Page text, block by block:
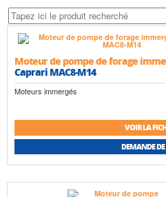
Leroy Somer
Mr Pompes
Pedrollo
Saer
Moteur de pompe de forage
Caprari MAC8-M14
Moteurs immergés
VOIR LA
DEMANDE DE